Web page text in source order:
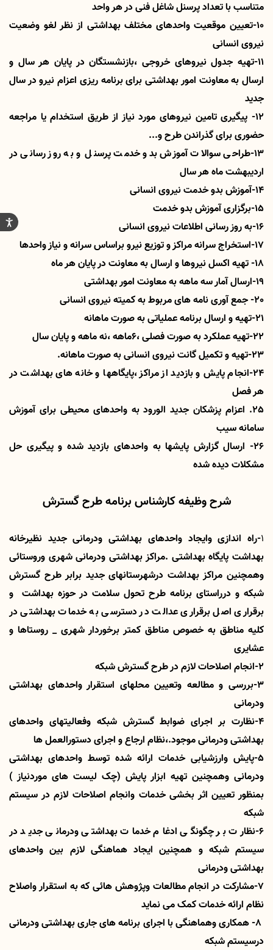
متناسب با تعداد پرسنل شاغل فنی در هر واحد
10-تعیین موقعیت واحدهای مختلف بهداشتی از نظر لغو وضعیت
نیروی انسانی
11-تهیه جدول نیروهای خروجی ،بازنشستگان در پایان هر سال و
ارسال به معاونت امور بهداشتی برای برنامه ریزی اعزام نیرو در سال
جدید
12- پیگیری تامین نیروهای مورد نیاز از طریق استخدام یا مراجعه
حضوری برای گذراندن طرح و...
13-طراحی سوالات آموزش بدو خدمت پرسنل و به روز رسانی در
اردیبهشت ماه هر سال
14-آموزش بدو خدمت نیروی انسانی
15-برگزاری آموزش بدو خدمت
16-به روز رسانی اطلاعات نیروی انسانی
17-استخراج سرانه مراکز و توزیع نیرو براساس سرانه و نیاز واحدها
18- تهیه اکسل نیروها و ارسال به معاونت در پایان هر ماه
19-ارسال آمار سه ماهه به معاونت امور بهداشتی
20- جمع آوری نامه های مربوط به کمیته نیروی انسانی
21-تهیه و ارسال برنامه عملیاتی به صورت ماهانه
22-تهیه عملکرد به صورت فصلی ،6ماهه ،نه ماهه و پایان سال
23-تهیه و تکمیل گانت نیروی انسانی به صورت ماهانه.
24-انجام پایش و بازدید از مراکز ،پایگاهها و خانه های بهداشت در
هر فصل
25. اعزام پزشکان جدید الورود به واحدهای محیطی برای آموزش
سامانه سیب
26- ارسال گزارش پایشها به واحدهای بازدید شده و پیگیری حل
مشکلات دیده شده
شرح وظیفه کارشناس برنامه طرح گسترش
1-راه اندازی وایجاد واحدهای بهداشتی ودرمانی جدید نظیرخانه
بهداشت پایگاه بهداشتی .مراکز بهداشتی ودرمانی شهری وروستائی
وهمچنین مراکز بهداشت درشهرستانهای جدید برابر طرح گسترش
شبکه و درراستای برنامه طرح تحول سلامت در حوزه بهداشت و
برقراری اصل برقراری عدالت در دسترسی به خدمات بهداشتی در
کلیه مناطق به خصوص مناطق کمتر برخوردار شهری _ روستاها و
عشایری
2-انجام اصلاحات لازم در طرح گسترش شبکه
3-بررسی و مطالعه وتعیین محلهای استقرار واحدهای بهداشتی
ودرمانی
4-نظارت بر اجرای ضوابط گسترش شبکه وفعالیتهای واحدهای
بهداشتی ودرمانی موجود.،نظام ارجاع و اجرای دستورالعمل ها
5-پایش وارزشیابی خدمات ارائه شده توسط واحدهای بهداشتی
ودرمانی وهمچنین تهیه ابزار پایش (چک لیست های موردنیاز )
بمنظور تعیین اثر بخشی خدمات وانجام اصلاحات لازم در سیستم
شبکه
6-نظارت بر چگونگی ادغام خدمات بهداشتی ودرمانی جدید در
سیستم شبکه و همچنین ایجاد هماهنگی لازم بین واحدهای
بهداشتی ودرمانی
7-مشارکت در انجام مطالعات وپژوهش هائی که به استقرار واصلاح
نظام ارائه خدمات کمک می نماید
8- همکاری وهماهنگی با اجرای برنامه های جاری بهداشتی ودرمانی
درسیستم شبکه